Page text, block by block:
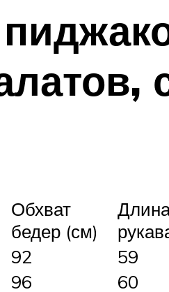
Обхват
бедер (см)
92 59
96 60